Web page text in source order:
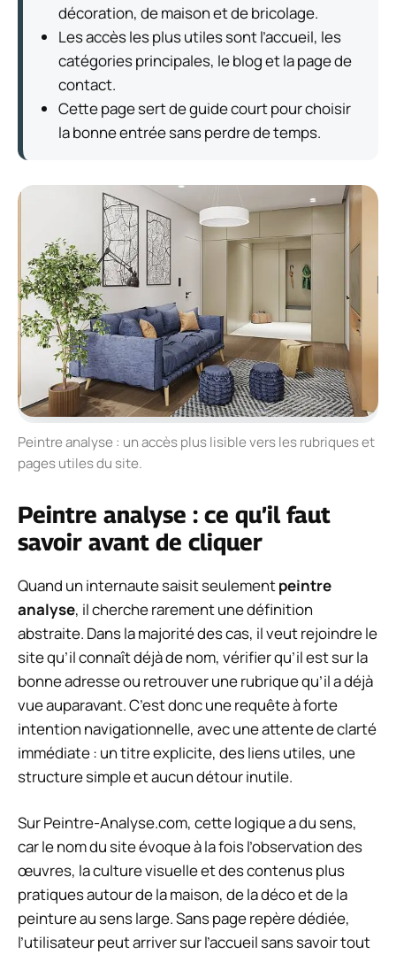
décoration, de maison et de bricolage.
Les accès les plus utiles sont l’accueil, les
catégories principales, le blog et la page de
contact.
Cette page sert de guide court pour choisir
la bonne entrée sans perdre de temps.
Peintre analyse : un accès plus lisible vers les rubriques et
pages utiles du site.
Peintre analyse : ce qu’il faut
savoir avant de cliquer
Quand un internaute saisit seulementpeintre
analyse, il cherche rarement une définition
abstraite. Dans la majorité des cas, il veut rejoindre le
site qu’il connaît déjà de nom, vérifier qu’il est sur la
bonne adresse ou retrouver une rubrique qu’il a déjà
vue auparavant. C’est donc une requête à forte
intention navigationnelle, avec une attente de clarté
immédiate : un titre explicite, des liens utiles, une
structure simple et aucun détour inutile.
Sur Peintre-Analyse.com, cette logique a du sens,
car le nom du site évoque à la fois l’observation des
œuvres, la culture visuelle et des contenus plus
pratiques autour de la maison, de la déco et de la
peinture au sens large. Sans page repère dédiée,
l’utilisateur peut arriver sur l’accueil sans savoir tout